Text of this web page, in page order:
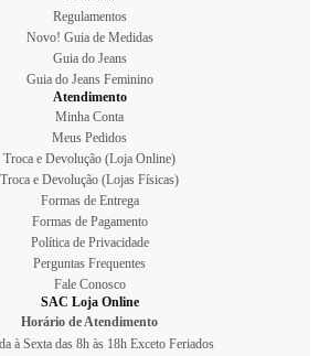
Regulamentos
Novo! Guia de Medidas
Guia do Jeans
Guia do Jeans Feminino
Atendimento
Minha Conta
Meus Pedidos
Troca e Devolução (Loja Online)
Troca e Devolução (Lojas Físicas)
Formas de Entrega
Formas de Pagamento
Política de Privacidade
Perguntas Frequentes
Fale Conosco
SAC Loja Online
Horário de Atendimento
à Sexta das 8h às 18h Exceto Feriados